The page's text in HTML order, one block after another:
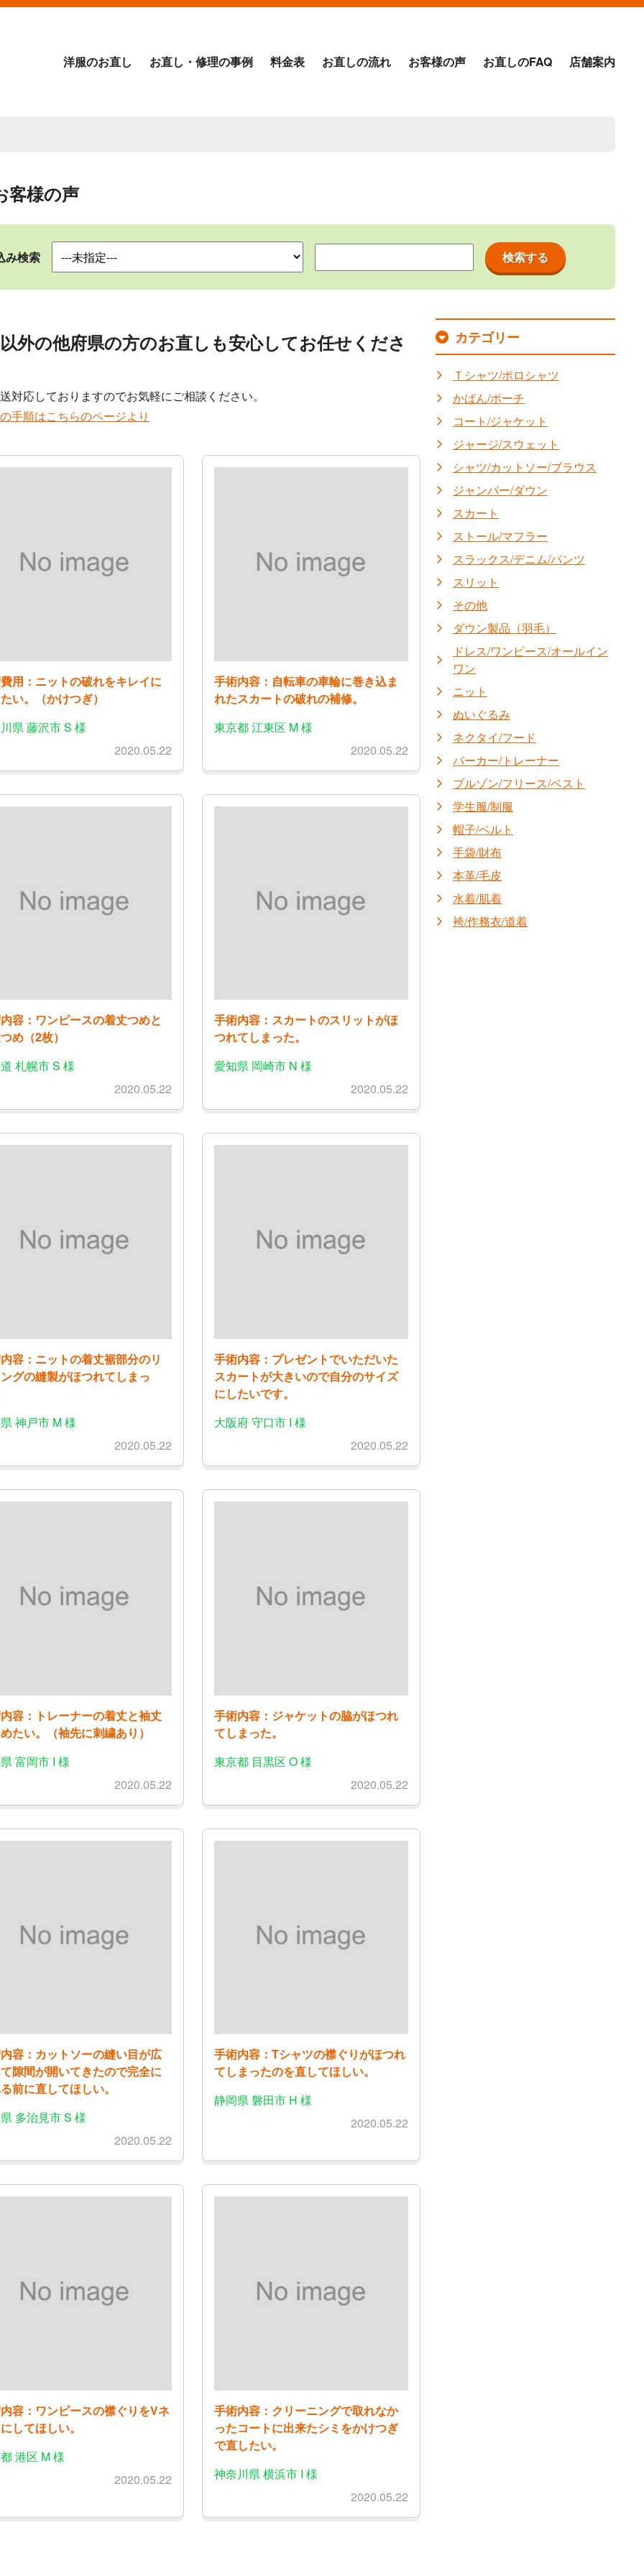
洋服のお直し お直し・修理の事例 料金表 お直しの流れ お客様の声 お直しのFAQ 店舗案内
客様の声
み検索
外の他府県の方のお直しも安心してお任せくださ
対応しておりますのでお気軽にご相談ください。
手順はこちらのページより
用：ニットの破れをキレイに
い。（かけつぎ）
県 藤沢市 S 様
2020.05.22
手術内容：自転車の車輪に巻き込ま
れたスカートの破れの補修。
東京都 江東区 M 様
2020.05.22
容：ワンピースの着丈つめと
め（2枚）
札幌市 S 様
2020.05.22
手術内容：スカートのスリットがほ
つれてしまった。
愛知県 岡崎市 N 様
2020.05.22
容：ニットの着丈裾部分のリ
グの縫製がほつれてしまっ
神戸市 M 様
2020.05.22
手術内容：プレゼントでいただいた
スカートが大きいので自分のサイズ
にしたいです。
大阪府 守口市 I 様
2020.05.22
容：トレーナーの着丈と袖丈
たい。（袖先に刺繍あり）
富岡市 I 様
2020.05.22
手術内容：ジャケットの脇がほつれ
てしまった。
東京都 目黒区 O 様
2020.05.22
容：カットソーの縫い目が広
隙間が開いてきたので完全に
前に直してほしい。
多治見市 S 様
2020.05.22
手術内容：Tシャツの襟ぐりがほつれ
てしまったのを直してほしい。
静岡県 磐田市 H 様
2020.05.22
容：ワンピースの襟ぐりをVネ
してほしい。
港区 M 様
2020.05.22
手術内容：クリーニングで取れなか
ったコートに出来たシミをかけつぎ
で直したい。
神奈川県 横浜市 I 様
2020.05.22
カテゴリー
Ｔシャツ/ポロシャツ
かばん/ポーチ
コート/ジャケット
ジャージ/スウェット
シャツ/カットソー/ブラウス
ジャンパー/ダウン
スカート
ストール/マフラー
スラックス/デニム/パンツ
スリット
その他
ダウン製品（羽毛）
ドレス/ワンピース/オールイン
ワン
ニット
ぬいぐるみ
ネクタイ/フード
パーカー/トレーナー
ブルゾン/フリース/ベスト
学生服/制服
帽子/ベルト
手袋/財布
本革/毛皮
水着/肌着
袴/作務衣/道着